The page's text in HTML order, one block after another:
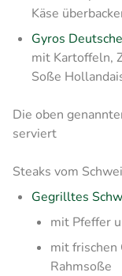
Käse
Gyros
mit Kartoffeln,
Soße
Die oben
serviert
Steaks vom
Gegrilltes
mit Pfeffer
mit frischen
Rahmsoße